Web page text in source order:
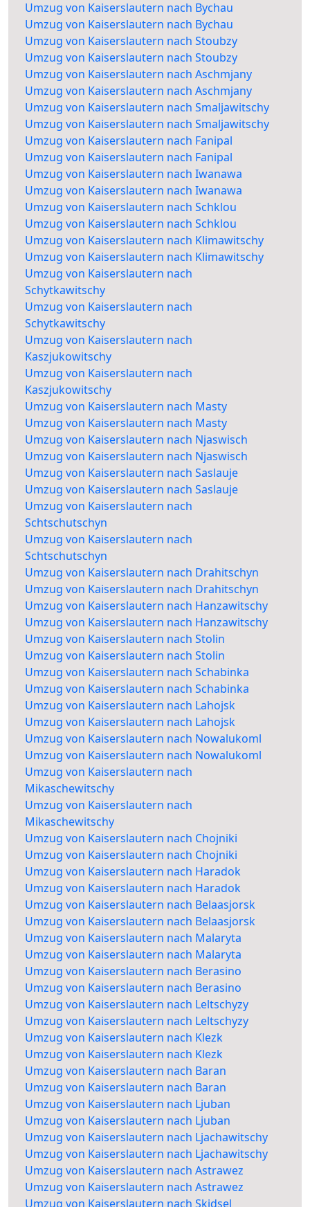
Umzug von Kaiserslautern nach Bychau
Umzug von Kaiserslautern nach Bychau
Umzug von Kaiserslautern nach Stoubzy
Umzug von Kaiserslautern nach Stoubzy
Umzug von Kaiserslautern nach Aschmjany
Umzug von Kaiserslautern nach Aschmjany
Umzug von Kaiserslautern nach Smaljawitschy
Umzug von Kaiserslautern nach Smaljawitschy
Umzug von Kaiserslautern nach Fanipal
Umzug von Kaiserslautern nach Fanipal
Umzug von Kaiserslautern nach Iwanawa
Umzug von Kaiserslautern nach Iwanawa
Umzug von Kaiserslautern nach Schklou
Umzug von Kaiserslautern nach Schklou
Umzug von Kaiserslautern nach Klimawitschy
Umzug von Kaiserslautern nach Klimawitschy
Umzug von Kaiserslautern nach
Schytkawitschy
Umzug von Kaiserslautern nach
Schytkawitschy
Umzug von Kaiserslautern nach
Kaszjukowitschy
Umzug von Kaiserslautern nach
Kaszjukowitschy
Umzug von Kaiserslautern nach Masty
Umzug von Kaiserslautern nach Masty
Umzug von Kaiserslautern nach Njaswisch
Umzug von Kaiserslautern nach Njaswisch
Umzug von Kaiserslautern nach Saslauje
Umzug von Kaiserslautern nach Saslauje
Umzug von Kaiserslautern nach
Schtschutschyn
Umzug von Kaiserslautern nach
Schtschutschyn
Umzug von Kaiserslautern nach Drahitschyn
Umzug von Kaiserslautern nach Drahitschyn
Umzug von Kaiserslautern nach Hanzawitschy
Umzug von Kaiserslautern nach Hanzawitschy
Umzug von Kaiserslautern nach Stolin
Umzug von Kaiserslautern nach Stolin
Umzug von Kaiserslautern nach Schabinka
Umzug von Kaiserslautern nach Schabinka
Umzug von Kaiserslautern nach Lahojsk
Umzug von Kaiserslautern nach Lahojsk
Umzug von Kaiserslautern nach Nowalukoml
Umzug von Kaiserslautern nach Nowalukoml
Umzug von Kaiserslautern nach
Mikaschewitschy
Umzug von Kaiserslautern nach
Mikaschewitschy
Umzug von Kaiserslautern nach Chojniki
Umzug von Kaiserslautern nach Chojniki
Umzug von Kaiserslautern nach Haradok
Umzug von Kaiserslautern nach Haradok
Umzug von Kaiserslautern nach Belaasjorsk
Umzug von Kaiserslautern nach Belaasjorsk
Umzug von Kaiserslautern nach Malaryta
Umzug von Kaiserslautern nach Malaryta
Umzug von Kaiserslautern nach Berasino
Umzug von Kaiserslautern nach Berasino
Umzug von Kaiserslautern nach Leltschyzy
Umzug von Kaiserslautern nach Leltschyzy
Umzug von Kaiserslautern nach Klezk
Umzug von Kaiserslautern nach Klezk
Umzug von Kaiserslautern nach Baran
Umzug von Kaiserslautern nach Baran
Umzug von Kaiserslautern nach Ljuban
Umzug von Kaiserslautern nach Ljuban
Umzug von Kaiserslautern nach Ljachawitschy
Umzug von Kaiserslautern nach Ljachawitschy
Umzug von Kaiserslautern nach Astrawez
Umzug von Kaiserslautern nach Astrawez
Umzug von Kaiserslautern nach Skidsel